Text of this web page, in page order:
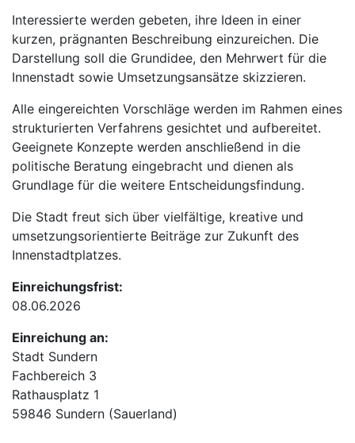
Interessierte werden gebeten, ihre Ideen in einer
kurzen, prägnanten Beschreibung einzureichen. Die
Darstellung soll die Grundidee, den Mehrwert für die
Innenstadt sowie Umsetzungsansätze skizzieren.
Alle eingereichten Vorschläge werden im Rahmen eines
strukturierten Verfahrens gesichtet und aufbereitet.
Geeignete Konzepte werden anschließend in die
politische Beratung eingebracht und dienen als
Grundlage für die weitere Entscheidungsfindung.
Die Stadt freut sich über vielfältige, kreative und
umsetzungsorientierte Beiträge zur Zukunft des
Innenstadtplatzes.
Einreichungsfrist:
08.06.2026
Einreichung an:
Stadt Sundern
Fachbereich 3
Rathausplatz 1
59846 Sundern (Sauerland)